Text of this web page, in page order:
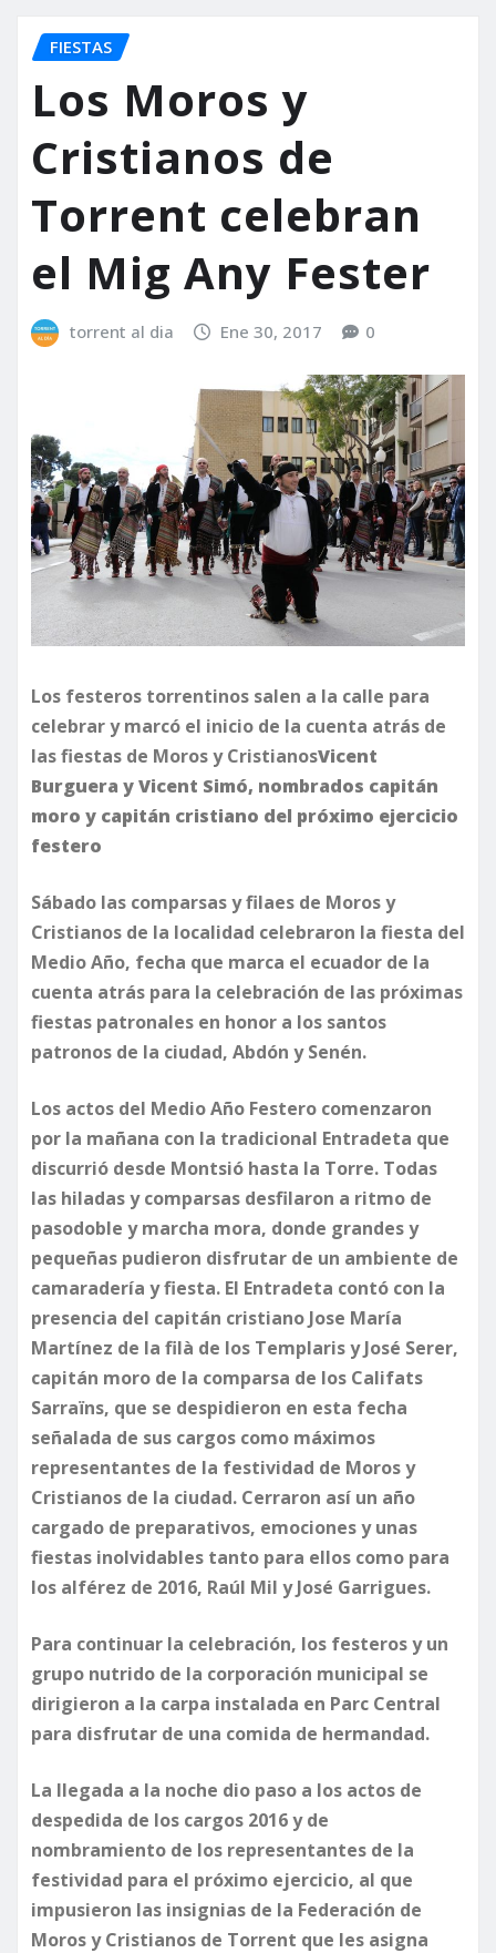
FIESTAS
Los Moros y
Cristianos de
Torrent celebran
el Mig Any Fester
torrent al dia Ene 30, 2017 0
Los festeros torrentinos salen a la calle para
celebrar y marcó el inicio de la cuenta atrás de
las fiestas de Moros y CristianosVicent
Burguera y Vicent Simó, nombrados capitán
moro y capitán cristiano del próximo ejercicio
festero
Sábado las comparsas y filaes de Moros y
Cristianos de la localidad celebraron la fiesta del
Medio Año, fecha que marca el ecuador de la
cuenta atrás para la celebración de las próximas
fiestas patronales en honor a los santos
patronos de la ciudad, Abdón y Senén.
Los actos del Medio Año Festero comenzaron
por la mañana con la tradicional Entradeta que
discurrió desde Montsió hasta la Torre. Todas
las hiladas y comparsas desfilaron a ritmo de
pasodoble y marcha mora, donde grandes y
pequeñas pudieron disfrutar de un ambiente de
camaradería y fiesta. El Entradeta contó con la
presencia del capitán cristiano Jose María
Martínez de la filà de los Templaris y José Serer,
capitán moro de la comparsa de los Califats
Sarraïns, que se despidieron en esta fecha
señalada de sus cargos como máximos
representantes de la festividad de Moros y
Cristianos de la ciudad. Cerraron así un año
cargado de preparativos, emociones y unas
fiestas inolvidables tanto para ellos como para
los alférez de 2016, Raúl Mil y José Garrigues.
Para continuar la celebración, los festeros y un
grupo nutrido de la corporación municipal se
dirigieron a la carpa instalada en Parc Central
para disfrutar de una comida de hermandad.
La llegada a la noche dio paso a los actos de
despedida de los cargos 2016 y de
nombramiento de los representantes de la
festividad para el próximo ejercicio, al que
impusieron las insignias de la Federación de
Moros y Cristianos de Torrent que les asigna